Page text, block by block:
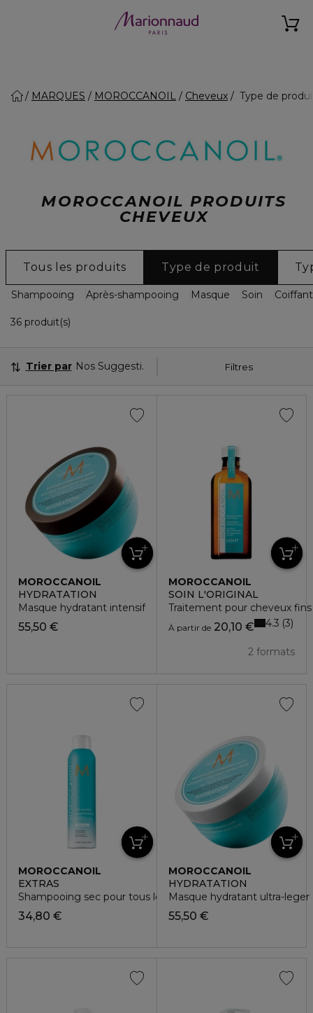
MARQUES MOROCCANOIL Cheveux Type de
MOROCCANOIL PRODUITS
CHEVEUX
Tous les produits Type de produit
Shampooing Après-shampooing Masque Soin Coiffant
36 produit(s)
Filtres
Trier par Nos Suggestions
MOROCCANOIL
HYDRATATION
Masque hydratant intensif
55,50 €
MOROCCANOIL
SOIN L'ORIGINAL
Traitement pour cheveux fins
À partir de20,10 €
2 formats
4.3 3
MOROCCANOIL
EXTRAS
Shampooing sec pour tous les types de cheveux clairs
34,80 €
MOROCCANOIL
HYDRATATION
Masque hydratant ultra-leger
55,50 €